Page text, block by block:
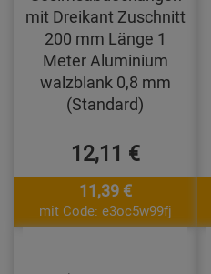
mit Dreikant Zuschnitt
200 mm Länge 1
Meter Aluminium
walzblank 0,8 mm
(Standard)
12,11 €
11,39 €
mit Code: e3oc5w99fj